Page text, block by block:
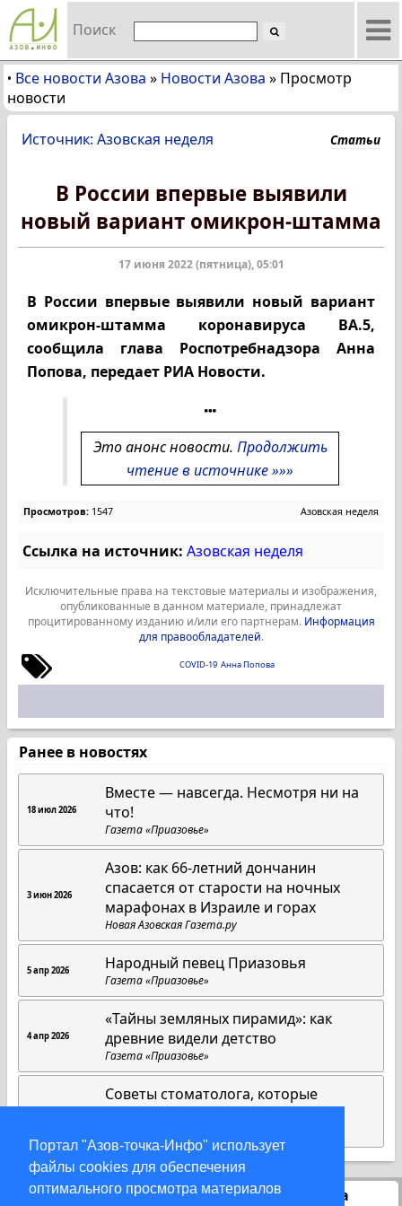
Портал "Азов-точка-Инфо" использует
файлы cookies для обеспечения
оптимального просмотра материалов
Поиск
• Все новости Азова » Новости Азова » Просмотр
новости
Источник: Азовская неделя Статьи
В России впервые выявили
новый вариант омикрон-штамма
17 июня 2022 (пятница), 05:01
В России впервые выявили новый вариант
омикрон-штамма коронавируса BA.5,
сообщила глава Роспотребнадзора Анна
Попова, передает РИА Новости.
Это анонс новости. Продолжить
чтение в источнике »»»
Просмотров: 1547 Азовская неделя
Ссылка на источник: Азовская неделя
Исключительные права на текстовые материалы и изображения,
опубликованные в данном материале, принадлежат
процитированному изданию и/или его партнерам. Информация
для правообладателей.
COVID-19 Анна Попова
Ранее в новостях
18 июл 2026
Вместе — навсегда. Несмотря ни на
что!
Газета «Приазовье»
3 июн 2026
Азов: как 66-летний дончанин
спасается от старости на ночных
марафонах в Израиле и горах
Новая Азовская Газета.ру
5 апр 2026 Народный певец Приазовья
Газета «Приазовье»
4 апр 2026
«Тайны земляных пирамид»: как
древние видели детство
Газета «Приазовье»
Советы стоматолога, которые
Статистика